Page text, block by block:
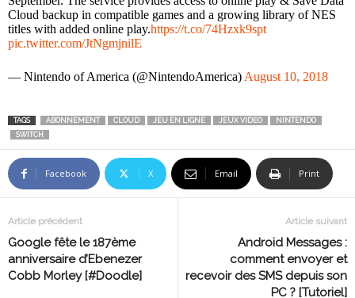
Cloud backup in compatible games and a growing library of NES
titles with added online play.https://t.co/74Hzxk9spt
pic.twitter.com/JtNgmjnilE
— Nintendo of America (@NintendoAmerica) August 10, 2018
TAGS ABONNEMENT CLOUD JEU EN LIGNE JEUX VIDEO
NINTENDO
SWITCH
Facebook X Email Print
Article précédent
Google fête le 187ème
anniversaire d’Ebenezer
Cobb Morley [#Doodle]
Article suivant
Android Messages :
comment envoyer et
recevoir des SMS depuis son
PC ? [Tutoriel]